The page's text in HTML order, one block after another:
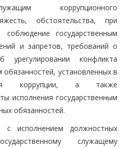
коррупционного
обстоятельства, при
государственным
и запретов, требований о
конфликта
установленных в
коррупции, а также
исполнения государственным
обязанностей.
исполнением должностных
служащему